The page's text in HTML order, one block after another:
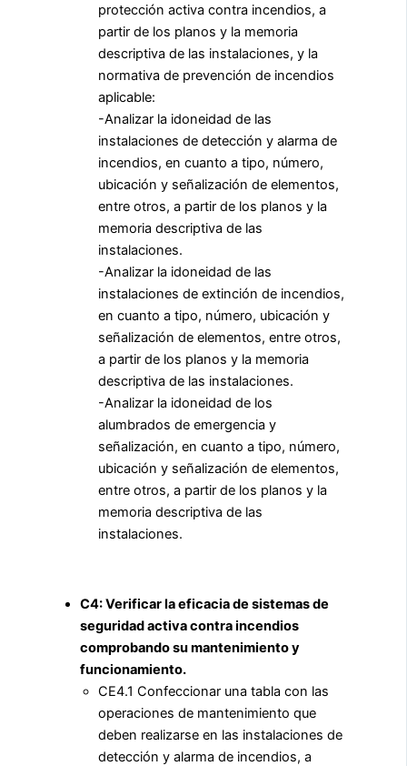
protección activa contra incendios, a
partir de los planos y la memoria
descriptiva de las instalaciones, y la
normativa de prevención de incendios
aplicable:
-Analizar la idoneidad de las
instalaciones de detección y alarma de
incendios, en cuanto a tipo, número,
ubicación y señalización de elementos,
entre otros, a partir de los planos y la
memoria descriptiva de las
instalaciones.
-Analizar la idoneidad de las
instalaciones de extinción de incendios,
en cuanto a tipo, número, ubicación y
señalización de elementos, entre otros,
a partir de los planos y la memoria
descriptiva de las instalaciones.
-Analizar la idoneidad de los
alumbrados de emergencia y
señalización, en cuanto a tipo, número,
ubicación y señalización de elementos,
entre otros, a partir de los planos y la
memoria descriptiva de las
instalaciones.
C4: Verificar la eficacia de sistemas de
seguridad activa contra incendios
comprobando su mantenimiento y
funcionamiento.
CE4.1 Confeccionar una tabla con las
operaciones de mantenimiento que
deben realizarse en las instalaciones de
detección y alarma de incendios, a